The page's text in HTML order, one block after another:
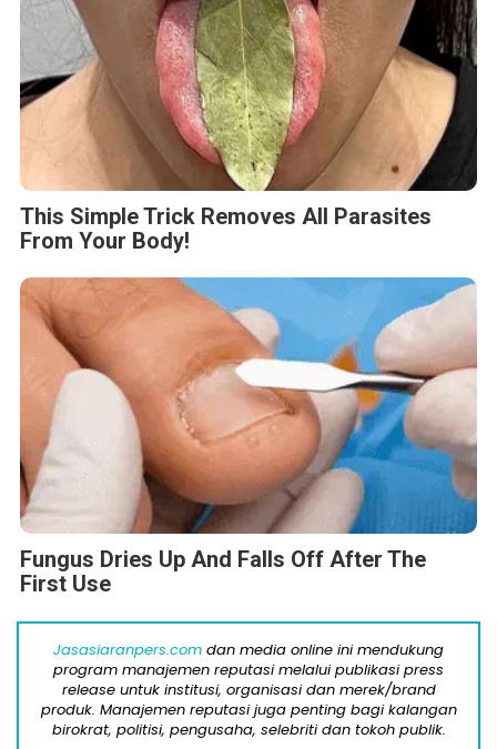
This Simple Trick Removes All Parasites
From Your Body!
Fungus Dries Up And Falls Off After The
First Use
Jasasiaranpers.com dan media online ini mendukung
program manajemen reputasi melalui publikasi press
release untuk institusi, organisasi dan merek/brand
produk. Manajemen reputasi juga penting bagi kalangan
birokrat, politisi, pengusaha, selebriti dan tokoh publik.